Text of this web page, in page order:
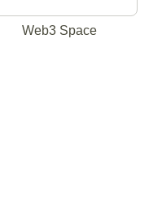
Web3 Space